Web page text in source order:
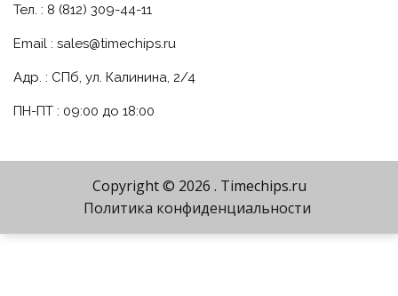
Тел. : 8 (812) 309-44-11
Email : sales@timechips.ru
Адр. : СПб, ул. Калинина, 2/4
ПН-ПТ : 09:00 до 18:00
Copyright © 2026 . Timechips.ru
Политика конфиденциальности